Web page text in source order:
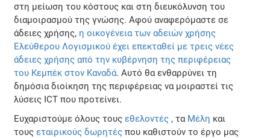
στη μείωση του κόστους και στη διευκόλυνση του
διαμοιρασμού της γνώσης. Αφού αναφερόμαστε σε
άδειες χρήσης, η οικογένεια των αδειών χρήσης
Ελεύθερου Λογισμικού έχει επεκταθεί με τρεις νέες
άδειες χρήσης από την κυβέρνηση της περιφέρειας
του Κεμπέκ στον Καναδά. Αυτό θα ενθαρρύνει τη
δημόσια διοίκηση της περιφέρειας να μοιραστεί τις
λύσεις ICT που προτείνει.
Ευχαριστούμε όλους τουςεθελοντές , τα Μέλη και
τουςεταιρικούς δωρητές που καθιστούν το έργο μας